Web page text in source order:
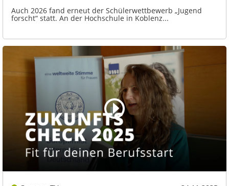
Auch 2026 fand erneut der Schülerwettbewerb „Jugend
forscht“ statt. An der Hochschule in Koblenz...